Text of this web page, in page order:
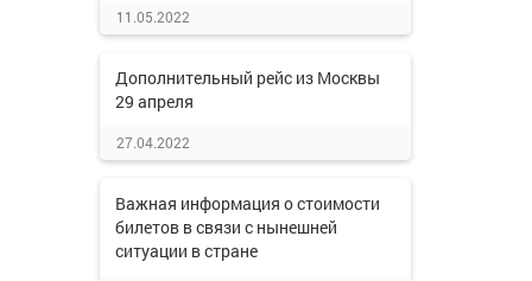
11.05.2022
Дополнительный рейс из Москвы
29 апреля
27.04.2022
Важная информация о стоимости
билетов в связи с нынешней
ситуации в стране